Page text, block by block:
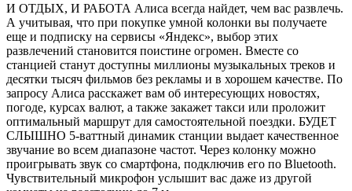
И ОТДЫХ, И РАБОТА Алиса всегда найдет, чем вас развлечь.
А учитывая, что при покупке умной колонки вы получаете
еще и подписку на сервисы «Яндекс», выбор этих
развлечений становится поистине огромен. Вместе со
станцией станут доступны миллионы музыкальных треков и
десятки тысяч фильмов без рекламы и в хорошем качестве. По
запросу Алиса расскажет вам об интересующих новостях,
погоде, курсах валют, а также закажет такси или проложит
оптимальный маршрут для самостоятельной поездки. БУДЕТ
СЛЫШНО 5-ваттный динамик станции выдает качественное
звучание во всем диапазоне частот. Через колонку можно
проигрывать звук со смартфона, подключив его по Bluetooth.
Чувствительный микрофон услышит вас даже из другой